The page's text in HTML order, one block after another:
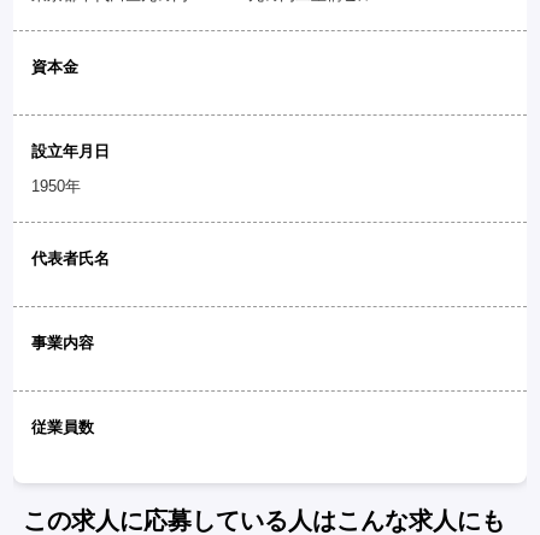
資本金
設立年月日
1950年
代表者氏名
事業内容
従業員数
この求人に応募している人はこんな求人にも